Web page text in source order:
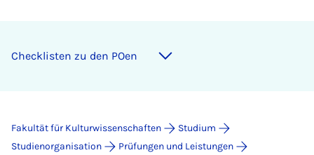
Checklisten zu den POen
Fakultät für Kulturwissenschaften
Studium
Studienorganisation
Prüfungen und Leistungen